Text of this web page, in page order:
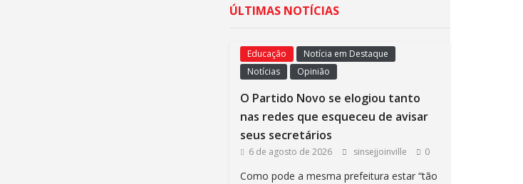
ÚLTIMAS NOTÍCIAS
Educação
Notícia em Destaque
Notícias
Opinião
O Partido Novo se elogiou tanto
nas redes que esqueceu de avisar
seus secretários
6 de agosto de 2026 sinsejjoinville 0
Como pode a mesma prefeitura estar “tão